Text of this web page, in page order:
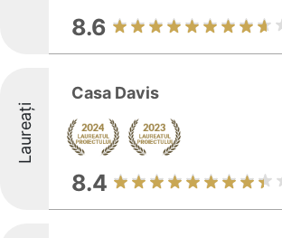
8.6
Laureați
Casa Davis
8.4